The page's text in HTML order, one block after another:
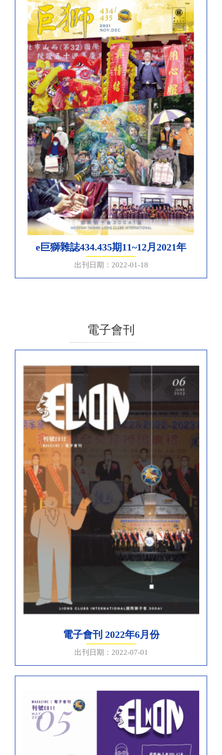
e巨獅雜誌434.435期11~12月2021年
出刊日期：2022-01-18
電子會刊
電子會刊 2022年6月份
出刊日期：2022-07-01